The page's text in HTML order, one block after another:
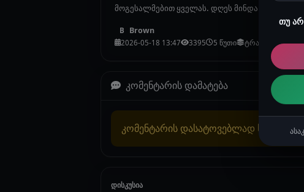
მოგესალმებით ყველას. დღეს მინდა მოგიყვეთ
B Brown
2026-05-18 13:47 3395 5 წუთი ტრანსგენდერ
კომენტარის დამატება
კომენტარის დასატოვებლად საჭიროა
დისკუსია
თუ